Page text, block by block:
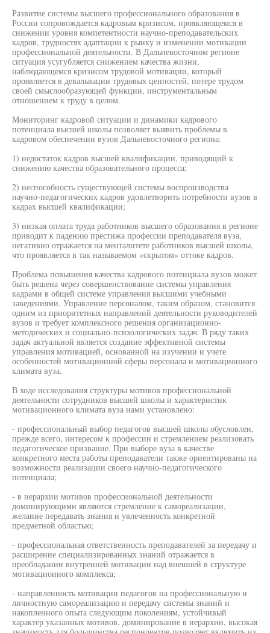
Развитие системы высшего профессионального образования в
России сопровождается кадровым кризисом, проявляющемся в
снижении уровня компетентности научно-преподавательских
кадров, трудностях адаптации к рынку и изменении мотивации
профессиональной деятельности. В Дальневосточном регионе
ситуация усугубляется снижением качества жизни,
наблюдающемся кризисом трудовой мотивации, который
проявляется в девальвации трудовых ценностей, потере трудом
своей смыслообразующей функции, инструментальным
отношением к труду в целом.
Мониторинг кадровой ситуации и динамики кадрового
потенциала высшей школы позволяет выявить проблемы в
кадровом обеспечении вузов Дальневосточного региона:
1) недостаток кадров высшей квалификации, приводящий к
снижению качества образовательного процесса;
2) неспособность существующей системы воспроизводства
научно-педагогических кадров удовлетворить потребности вузов в
кадрах высшей квалификации;
3) низкая оплата труда работников высшего образования в регионе
приводит к падению престижа профессии преподавателя вуза,
негативно отражается на менталитете работников высшей школы,
что проявляется в так называемом «скрытом» оттоке кадров.
Проблема повышения качества кадрового потенциала вузов может
быть решена через совершенствование системы управления
кадрами в общей системе управления высшими учебными
заведениями. Управление персоналом, таким образом, становится
одним из приоритетных направлений деятельности руководителей
вузов и требует комплексного решения организационно-
методических и социально-психологических задач. В ряду таких
задач актуальной является создание эффективной системы
управления мотивацией, основанной на изучении и учете
особенностей мотивационной сферы персонала и мотивационного
климата вуза.
В ходе исследования структуры мотивов профессиональной
деятельности сотрудников высшей школы и характеристик
мотивационного климата вуза нами установлено:
- профессиональный выбор педагогов высшей школы обусловлен,
прежде всего, интересом к профессии и стремлением реализовать
педагогическое призвание. При выборе вуза в качестве
конкретного места работы преподаватели также ориентированы на
возможности реализации своего научно-педагогического
потенциала;
- в иерархии мотивов профессиональной деятельности
доминирующими являются стремление к самореализации,
желание передавать знания и увлеченность конкретной
предметной областью;
- профессиональная ответственность преподавателей за передачу и
расширение специализированных знаний отражается в
преобладании внутренней мотивации над внешней в структуре
мотивационного комплекса;
- направленность мотивации педагогов на профессиональную и
личностную самореализацию и передачу системы знаний и
накопленного опыта следующим поколениям, устойчивый
характер указанных мотивов, доминирование в иерархии, высокая